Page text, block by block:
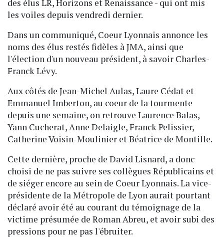
des élus LR, Horizons et Renaissance - qui ont mis
les voiles depuis vendredi dernier.
Dans un communiqué, Coeur Lyonnais annonce les
noms des élus restés fidèles à JMA, ainsi que
l'élection d'un nouveau président, à savoir Charles-
Franck Lévy.
Aux côtés de Jean-Michel Aulas, Laure Cédat et
Emmanuel Imberton, au coeur de la tourmente
depuis une semaine, on retrouve Laurence Balas,
Yann Cucherat, Anne Delaigle, Franck Pelissier,
Catherine Voisin-Moulinier et Béatrice de Montille.
Cette dernière, proche de David Lisnard, a donc
choisi de ne pas suivre ses collègues Républicains et
de siéger encore au sein de Coeur Lyonnais. La vice-
présidente de la Métropole de Lyon aurait pourtant
déclaré avoir été au courant du témoignage de la
victime présumée de Roman Abreu, et avoir subi des
pressions pour ne pas l'ébruiter.